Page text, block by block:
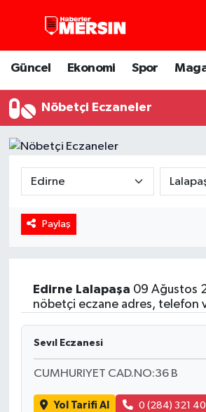
Güncel Ekonomi Spor
Nöbetçi Eczaneler
Paylaş
Edirne Lalapaşa 09 Ağustos
nöbetçi eczane adres, telefon
Sevıl Eczanesi
CUMHURIYET CAD.NO:36 B
Yol Tarifi Al 0 (284) 321
Mersin Nöbetçi Eczaneler
Mersin Hava Durumu
Mersin Trafik Yoğunluk
Tüm Manşetler
Son Dakika Haberleri